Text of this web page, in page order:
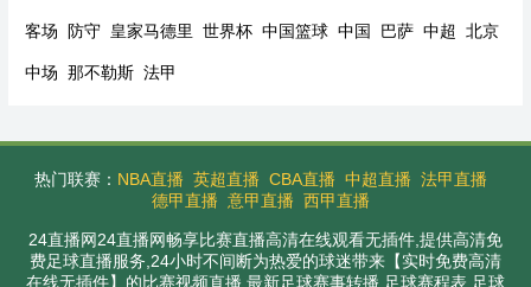
客场 防守 皇家马德里 世界杯 中国篮球 中国 巴萨 中超 北京
中场 那不勒斯 法甲
热门联赛： NBA直播 英超直播 CBA直播 中超直播 法甲直播
德甲直播 意甲直播 西甲直播
24直播网24直播网畅享比赛直播高清在线观看无插件,提供高清免
费足球直播服务,24小时不间断为热爱的球迷带来【实时免费高清
在线无插件】的比赛视频直播,最新足球赛事转播,足球赛程表,足球